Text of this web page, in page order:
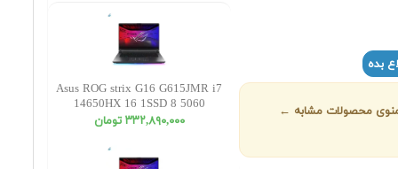
بده
منوی محصولات مشابه ←
Asus ROG strix G16 G615JMR i7
14650HX 16 1SSD 8 5060
WUXGA
٣٣٢,٨٩٠,٠٠٠ تومان